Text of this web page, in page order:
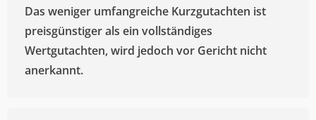
Das weniger umfangreiche Kurzgutachten ist
preisgünstiger als ein vollständiges
Wertgutachten, wird jedoch vor Gericht nicht
anerkannt.